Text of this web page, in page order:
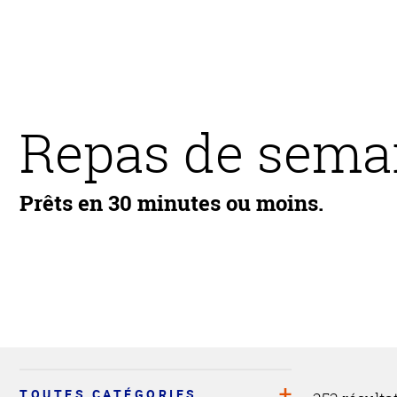
Repas de
Prêts en 30 minutes ou moins.